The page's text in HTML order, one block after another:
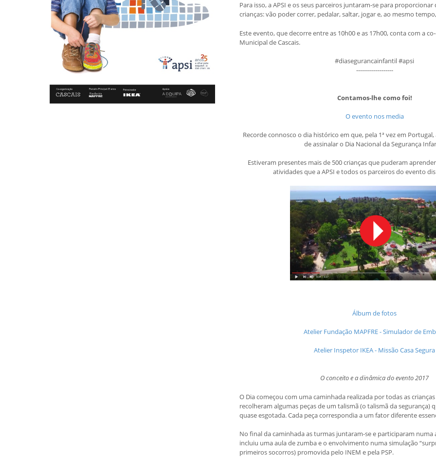
Para isso, a APSI e os seus parceiros juntaram-se para
crianças: vão poder correr, pedalar, saltar, jogar e, ao mesmo
Este evento, que decorre entre as 10h00 e as 17h00, conta com a
Municipal de Cascais.
#diasegurancainfantil #apsi
-------------------
Contamos-lhe como foi!
O evento nos media
Recorde connosco o dia histórico em que, pela 1ª vez em
de assinalar o Dia Nacional da Segurança
Estiveram presentes mais de 500 crianças que puderam
atividades que a APSI e todos os parceiros do evento
Álbum de fotos
Atelier Fundação MAPFRE - Simulador de
Atelier Inspetor IKEA - Missão Casa Segura
O conceito e a dinâmica do evento 2017
O Dia começou com uma caminhada realizada por todas as
recolheram algumas peças de um talismã (o talismã da segurança)
quase esgotada. Cada peça correspondia a um fator diferente
No final da caminhada as turmas juntaram-se e participaram
incluiu uma aula de zumba e o envolvimento numa simulação
primeiros socorros) promovida pelo INEM e pela PSP.